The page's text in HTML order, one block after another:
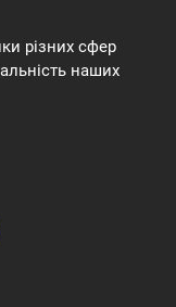
різних сфер
наших